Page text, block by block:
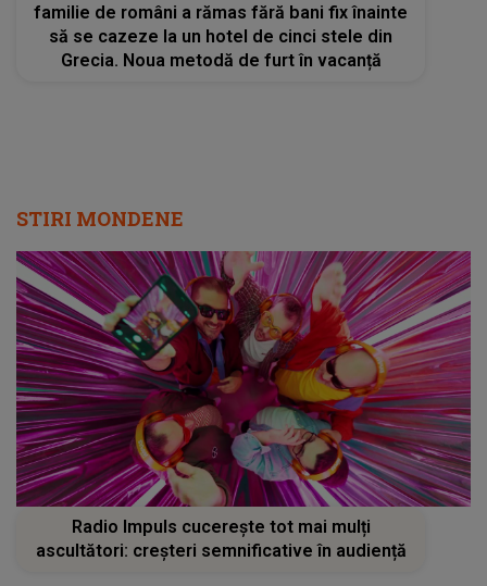
familie de români a rămas fără bani fix înainte
să se cazeze la un hotel de cinci stele din
Grecia. Noua metodă de furt în vacanță
STIRI MONDENE
Radio Impuls cucerește tot mai mulți
ascultători: creșteri semnificative în audiență